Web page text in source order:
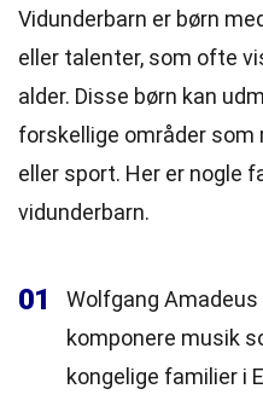
Vidunderbarn er børn
eller talenter, som ofte
alder. Disse børn kan
forskellige områder
eller sport. Her er nogle
vidunderbarn.
01
Wolfgang
komponere musik
kongelige familier i